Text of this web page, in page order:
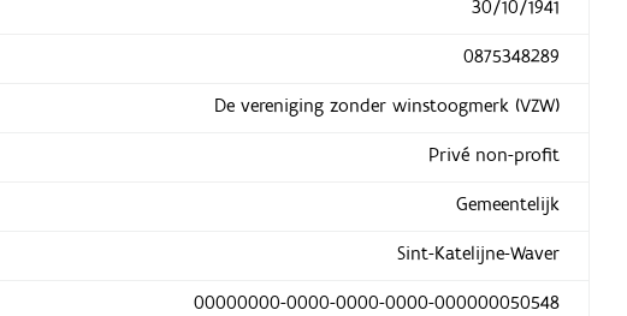
30/10/1941
0875348289
De vereniging zonder winstoogmerk (VZW)
Privé non-profit
Gemeentelijk
Sint-Katelijne-Waver
00000000-0000-0000-0000-000000050548